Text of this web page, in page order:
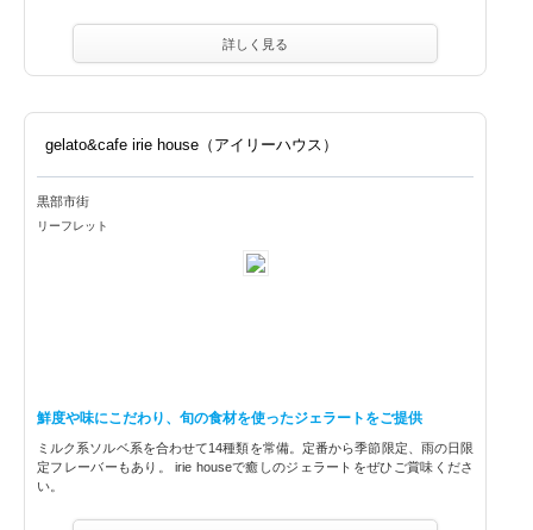
詳しく見る
gelato&cafe irie house（アイリーハウス）
黒部市街
リーフレット
鮮度や味にこだわり、旬の食材を使ったジェラートをご提供
ミルク系ソルベ系を合わせて14種類を常備。定番から季節限定、雨の日限
定フレーバーもあり。 irie houseで癒しのジェラートをぜひご賞味くださ
い。